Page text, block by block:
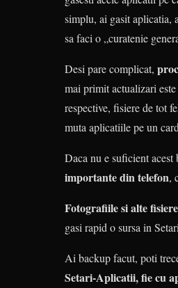
simplu, ai gasit aplicatia,
sa faci o „curatenie
Desi pare complicat,
mai primit actualizari
respective, fisiere de tot
muta aplicatiile pe un
Daca nu e suficient
importante din telefon,
Fotografiile si alte
gasi rapid o sursa in
Ai backup facut, poti
Setari-Aplicatii, fie cu